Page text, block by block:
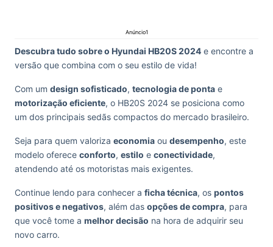
Anúncio1
Descubra tudo sobre o Hyundai HB20S 2024 e encontre a
versão que combina com o seu estilo de vida!
Com um design sofisticado, tecnologia de ponta e
motorização eficiente, o HB20S 2024 se posiciona como
um dos principais sedãs compactos do mercado brasileiro.
Seja para quem valoriza economia ou desempenho, este
modelo oferece conforto, estilo e conectividade,
atendendo até os motoristas mais exigentes.
Continue lendo para conhecer a ficha técnica, os pontos
positivos e negativos, além das opções de compra, para
que você tome a melhor decisão na hora de adquirir seu
novo carro.